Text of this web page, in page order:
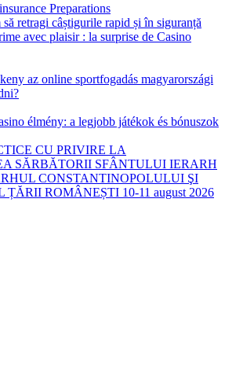
Preparations
retragi câștigurile rapid și în siguranță
avec plaisir : la surprise de Casino
az online sportfogadás magyarországi
élmény: a legjobb játékok és bónuszok
CU PRIVIRE LA
SĂRBĂTORII SFÂNTULUI IERARH
CONSTANTINOPOLULUI ŞI
ROMÂNEȘTI 10-11 august 2026